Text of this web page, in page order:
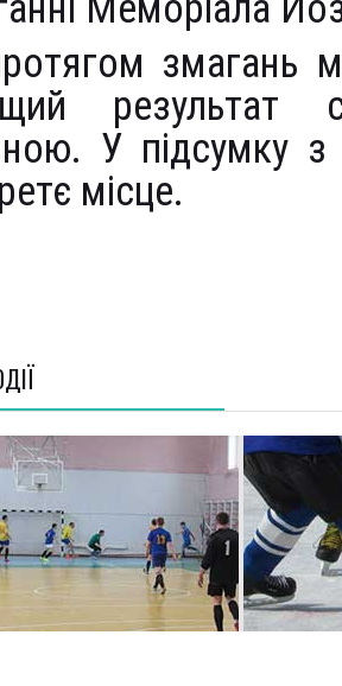
змагань
результат
У підсумку
місце.